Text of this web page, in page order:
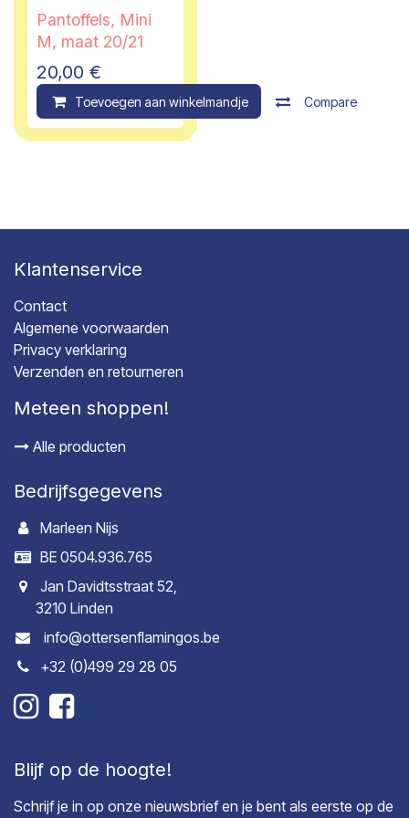
Pantoffels, Mini
M, maat 20/21
20,00 €
Toevoegen aan winkelmandje Compare
Klantenservice
Contact
Algemene voorwaarden
Privacy verklaring
Verzenden en retourneren
Meteen shoppen!
Alle producten
Bedrijfsgegevens
Marleen Nijs
BE 0504.936.765
Jan Davidtsstraat 52,
3210 Linden
info@ottersenflamingos.be
+32 (0)499 29 28 05
Blijf op de hoogte!
Schrijf je in op onze nieuwsbrief en je bent als eerste op de